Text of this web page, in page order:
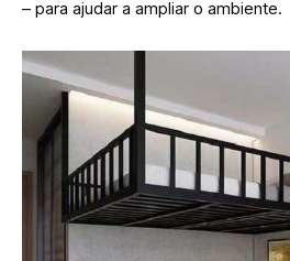
– para ajudar a ampliar o ambiente.